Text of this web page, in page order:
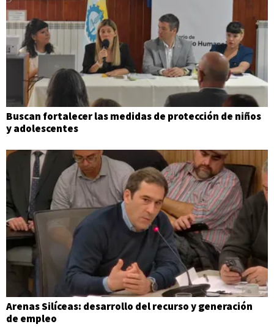
Buscan fortalecer las medidas de protección de niños
y adolescentes
Arenas Silíceas: desarrollo del recurso y generación
de empleo